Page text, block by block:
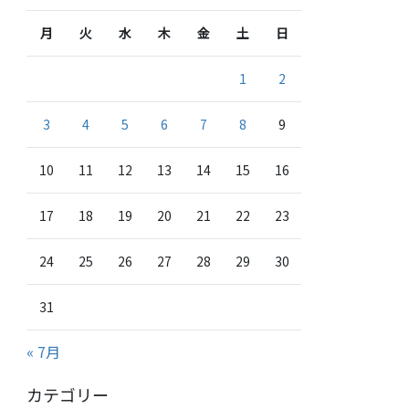
月 火 水 木 金 土 日
1 2
3 4 5 6 7 8 9
10 11 12 13 14 15 16
17 18 19 20 21 22 23
24 25 26 27 28 29 30
31
« 7月
カテゴリー